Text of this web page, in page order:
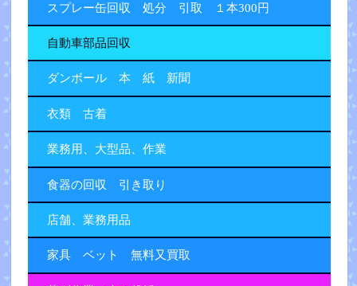
スプレー缶回収 処分 引取 １本300円
自動車部品回収
ダンボール 本 紙 新聞
衣類 古着
業務用、大型品、作業
食器の回収 引き取り
店舗、業務用品
家具 ベット 無料又買取